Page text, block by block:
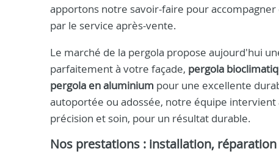
apportons notre savoir-faire pour
par le service après-vente.
Le marché de la pergola propose aujourd'hui
parfaitement à votre façade, pergola
pergola en aluminium pour une excellente
autoportée ou adossée, notre équipe
précision et soin, pour un résultat durable.
Nos prestations : installation,